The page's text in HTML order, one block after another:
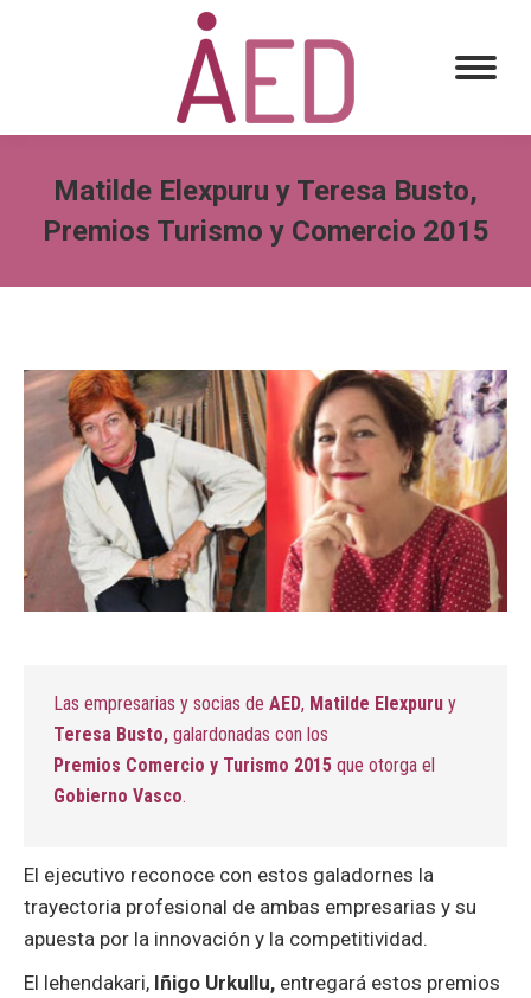
Matilde Elexpuru y Teresa Busto,
Premios Turismo y Comercio 2015
Las empresarias y socias de AED, Matilde Elexpuru y
Teresa Busto, galardonadas con los
Premios Comercio y Turismo 2015 que otorga el
Gobierno Vasco.
El ejecutivo reconoce con estos galadornes la
trayectoria profesional de ambas empresarias y su
apuesta por la innovación y la competitividad.
El lehendakari, Iñigo Urkullu, entregará estos premios